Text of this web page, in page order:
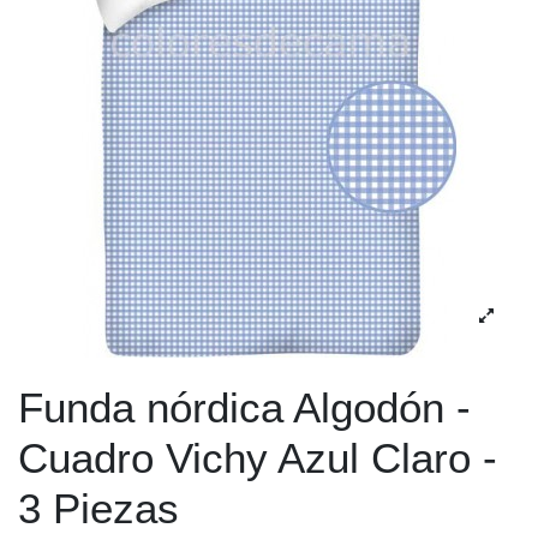
Funda nórdica Algodón -
Cuadro Vichy Azul Claro -
3 Piezas